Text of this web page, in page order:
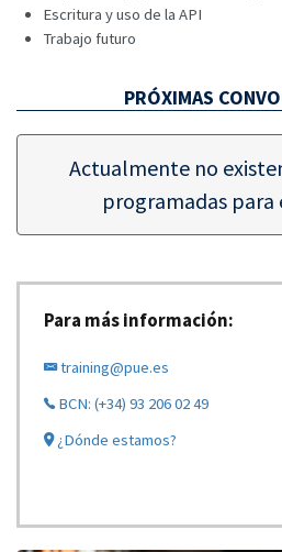
Escritura y uso de la API
Trabajo futuro
PRÓXIMAS
Actualmente no
programadas para
Para más información:
training@pue.es
BCN: (+34) 93 206 02 49
¿Dónde estamos?